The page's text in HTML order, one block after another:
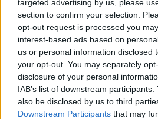
targeted advertising by us, please
section to confirm your selection.
opt-out request is processed you
interest-based ads based on
us or personal information disclosed
your opt-out. You may separately
disclosure of your personal
IAB’s list of downstream
also be disclosed by us to third
Downstream Participants that may